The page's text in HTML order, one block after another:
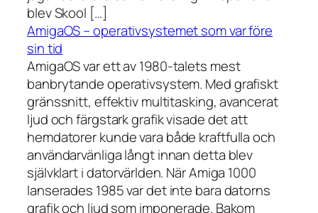
blev Skool […]
AmigaOS – operativsystemet som var före
sin tid
AmigaOS var ett av 1980-talets mest
banbrytande operativsystem. Med grafiskt
gränssnitt, effektiv multitasking, avancerat
ljud och färgstark grafik visade det att
hemdatorer kunde vara både kraftfulla och
användarvänliga långt innan detta blev
självklart i datorvärlden. När Amiga 1000
lanserades 1985 var det inte bara datorns
grafik och ljud som imponerade. Bakom